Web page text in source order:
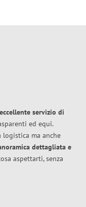
eccellente servizio di
ed equi.
logistica ma anche
dettagliata e
aspettarti, senza